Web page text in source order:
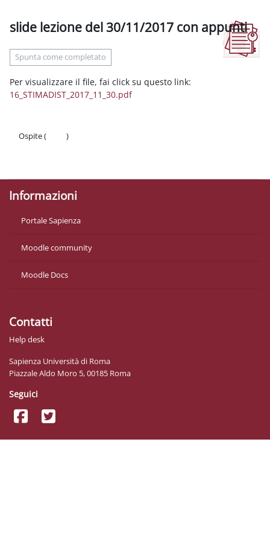
slide lezione del 30/11/2017 con appunti
Spunta come completato
Per visualizzare il file, fai click su questo link:
16_STIMADIST_2017_11_30.pdf
Ospite (
)
Informazioni
Portale Sapienza
Moodle community
Moodle Docs
Contatti
Help desk
Sapienza Università di Roma
Piazzale Aldo Moro 5, 00185 Roma
Seguici